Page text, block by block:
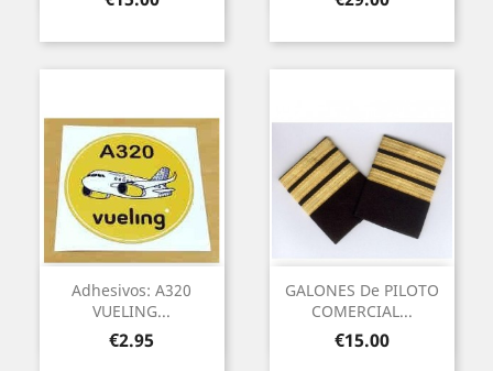
Adhesivos: A320
VUELING...
Price
€2.95
GALONES De PILOTO
COMERCIAL...
Price
€15.00